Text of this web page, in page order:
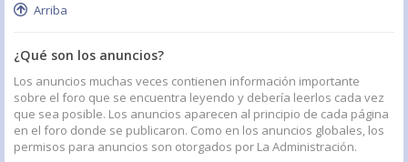
Arriba
¿Qué son los anuncios?
Los anuncios muchas veces contienen información importante
sobre el foro que se encuentra leyendo y debería leerlos cada vez
que sea posible. Los anuncios aparecen al principio de cada página
en el foro donde se publicaron. Como en los anuncios globales, los
permisos para anuncios son otorgados por La Administración.